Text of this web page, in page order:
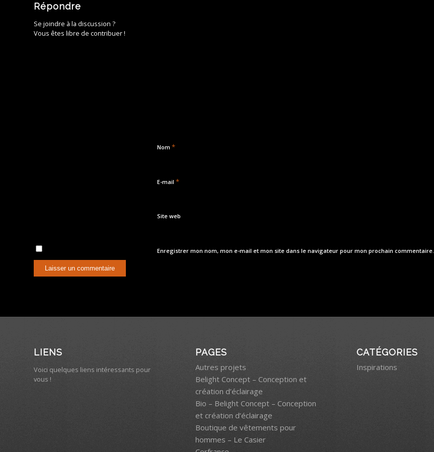
Répondre
Se joindre à la discussion ?
Vous êtes libre de contribuer !
Nom *
E-mail *
Site web
Enregistrer mon nom, mon e-mail et mon site dans le navigateur pour mon prochain commentaire.
LIENS
Voici quelques liens intéressants pour
vous !
PAGES
Autres projets
Belight Concept – Conception et
création d’éclairage
Bio – Belight Concept – Conception
et création d’éclairage
Boutique de vêtements pour
hommes – Le Casier
CATÉGORIES
Inspirations